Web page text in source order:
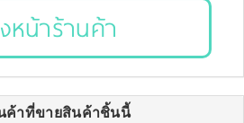
หน้าร้านค้า
ค้าที่ขายสินค้าชิ้นนี้